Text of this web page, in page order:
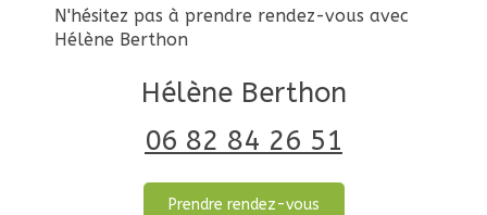
N'hésitez pas à prendre rendez-vous avec
Hélène Berthon
Hélène Berthon
06 82 84 26 51
Prendre rendez-vous